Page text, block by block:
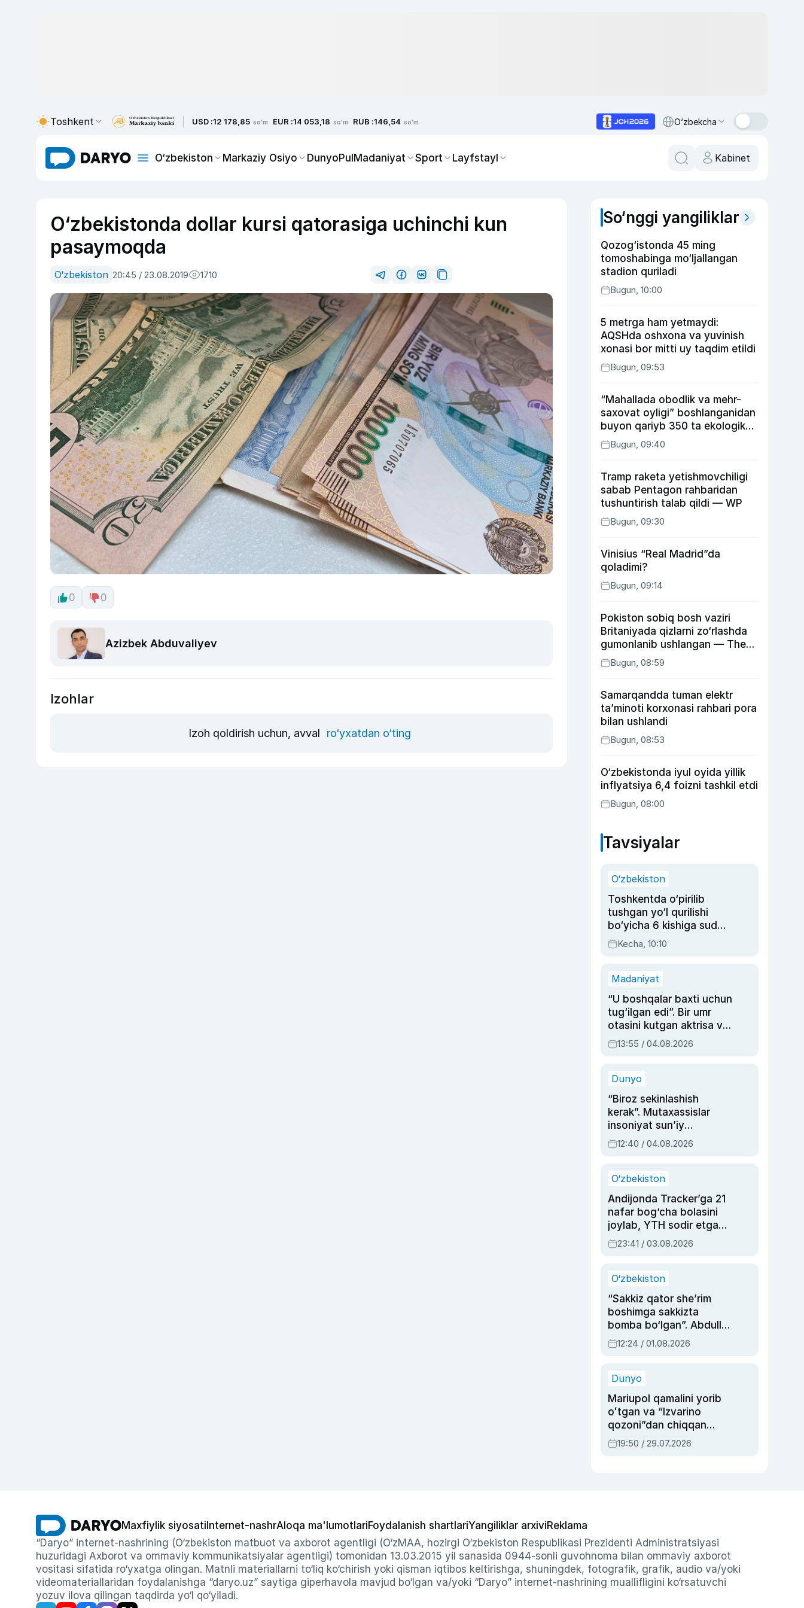
Toshkent USD :12 178,85 so'm EUR :14 053,18 so'm RUB :146,54 so'm O‘zbekcha
O‘zbekiston Markaziy Osiyo DunyoPulMadaniyat Sport Layfstayl Kabinet
O‘zbekistonda dollar kursi qatorasiga uchinchi kun
pasaymoqda
O‘zbekiston 20:45 / 23.08.2019 1710
0 0
Azizbek Abduvaliyev
Izohlar
Izoh qoldirish uchun, avval ro‘yxatdan o‘ting
So‘nggi yangiliklar
Qozog‘istonda 45 ming
tomoshabinga mo‘ljallangan
stadion quriladi
Bugun, 10:00
5 metrga ham yetmaydi:
AQSHda oshxona va yuvinish
xonasi bor mitti uy taqdim etildi
Bugun, 09:53
“Mahallada obodlik va mehr-
saxovat oyligi” boshlanganidan
buyon qariyb 350 ta ekologik
huquqbuzarlik aniqlandi
Bugun, 09:40
Tramp raketa yetishmovchiligi
sabab Pentagon rahbaridan
tushuntirish talab qildi — WP
Bugun, 09:30
Vinisius “Real Madrid”da
qoladimi?
Bugun, 09:14
Pokiston sobiq bosh vaziri
Britaniyada qizlarni zo‘rlashda
gumonlanib ushlangan — The
Guardian
Bugun, 08:59
Samarqandda tuman elektr
ta’minoti korxonasi rahbari pora
bilan ushlandi
Bugun, 08:53
O‘zbekistonda iyul oyida yillik
inflyatsiya 6,4 foizni tashkil etdi
Bugun, 08:00
Tavsiyalar
O‘zbekiston
Toshkentda o‘pirilib
tushgan yo‘l qurilishi
bo‘yicha 6 kishiga sud
hukmi o‘qildi
Kecha, 10:10
Madaniyat
“U boshqalar baxti uchun
tug‘ilgan edi”. Bir umr
otasini kutgan aktrisa va
dublyaj ustasi Rimma
Ahmedovaning
13:55 / 04.08.2026
Dunyo
“Biroz sekinlashish
kerak”. Mutaxassislar
insoniyat sun’iy
intellektni boshqara
olmay qolishidan xavotir
12:40 / 04.08.2026
O‘zbekiston
Andijonda Tracker’ga 21
nafar bog‘cha bolasini
joylab, YTH sodir etgan
ayolga sud hukmi o‘qildi
23:41 / 03.08.2026
O‘zbekiston
“Sakkiz qator she’rim
boshimga sakkizta
bomba bo‘lgan”. Abdulla
Oripovni siyosiy
ayblovlardan asrab
12:24 / 01.08.2026
Dunyo
Mariupol qamalini yorib
oʻtgan va “Izvarino
qozoni”dan chiqqan
qahramon — Ukraina
armiyasi bosh
19:50 / 29.07.2026
Maxfiylik siyosati Internet-nashrAloqa ma'lumotlariFoydalanish shartlariYangiliklar arxiviReklama
“Daryo” internet-nashrining (O‘zbekiston matbuot va axborot agentligi (O‘zMAA, hozirgi O‘zbekiston Respublikasi Prezidenti Administratsiyasi
huzuridagi Axborot va ommaviy kommunikatsiyalar agentligi) tomonidan 13.03.2015 yil sanasida 0944-sonli guvohnoma bilan ommaviy axborot
vositasi sifatida ro‘yxatga olingan. Matnli materiallarni to‘liq ko‘chirish yoki qisman iqtibos keltirishga, shuningdek, fotografik, grafik, audio va/yoki
videomateriallaridan foydalanishga “daryo.uz” saytiga giperhavola mavjud bo‘lgan va/yoki “Daryo” internet-nashrining muallifligini ko‘rsatuvchi
yozuv ilova qilingan taqdirda yo‘l qo‘yiladi.